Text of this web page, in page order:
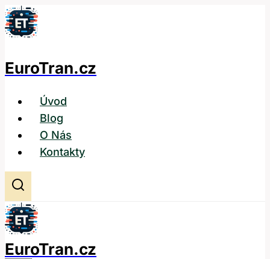
Přeskočit
na
EuroTran.cz
Úvod
Blog
O Nás
Kontakty
EuroTran.cz